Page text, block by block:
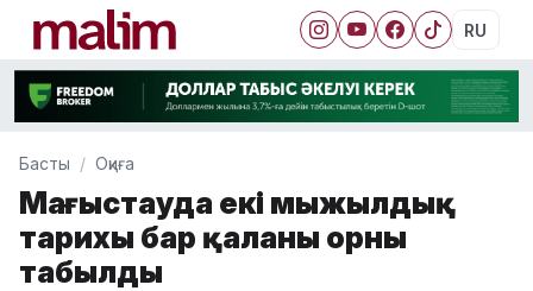
RU
Басты Оқиға
Маңғыстауда екі мыңжылдық
тарихы бар қаланың орны
табылды